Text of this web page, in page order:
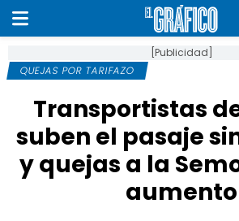
[Publicidad]
QUEJAS POR TARIFAZO
Transportistas
suben el pasaje
y quejas a la
aumento